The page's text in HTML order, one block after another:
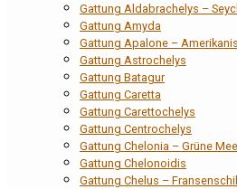
Gattung Aldabrachelys –
Gattung Amyda
Gattung Apalone –
Gattung Astrochelys
Gattung Batagur
Gattung Caretta
Gattung Carettochelys
Gattung Centrochelys
Gattung Chelonia – Grüne
Gattung Chelonoidis
Gattung Chelus –